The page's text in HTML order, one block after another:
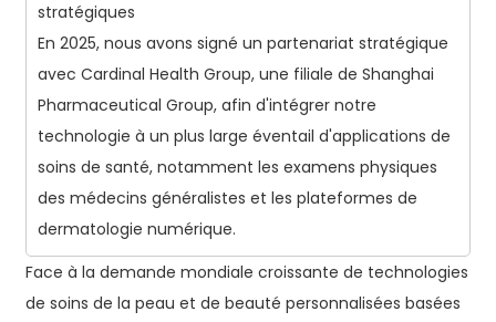
stratégiques
En 2025, nous avons signé un partenariat stratégique
avec Cardinal Health Group, une filiale de Shanghai
Pharmaceutical Group, afin d'intégrer notre
technologie à un plus large éventail d'applications de
soins de santé, notamment les examens physiques
des médecins généralistes et les plateformes de
dermatologie numérique.
Face à la demande mondiale croissante de technologies
de soins de la peau et de beauté personnalisées basées